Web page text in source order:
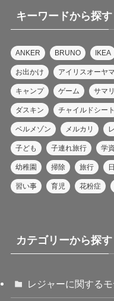
キーワードから探す
ANKER BRUNO IKEA
お出かけ アイリスオーヤマ
キャンプ ゲーム サマ
ダスキン チャイルドシート
ベルメゾン メルカリ
子ども 子連れ旅行 学
幼稚園 掃除 旅行
習い事 育児 花粉症
カテゴリーから探す
レジャーに関する